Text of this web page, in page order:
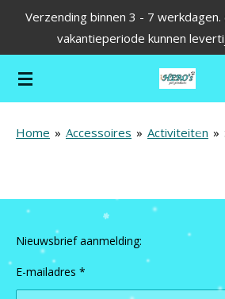
de
hoofdinhoud
Verzending binnen 3 - 7
vakantieperiode kunnen
Home » Accessoires » Activiteiten »
Nieuwsbrief aanmelding:
E-mailadres *